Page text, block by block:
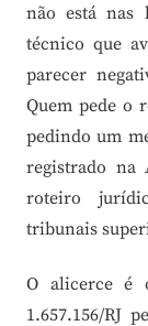
não está nas
técnico que
parecer
Quem pede o
pedindo um
registrado na
roteiro
tribunais
O alicerce é
1.657.156/RJ